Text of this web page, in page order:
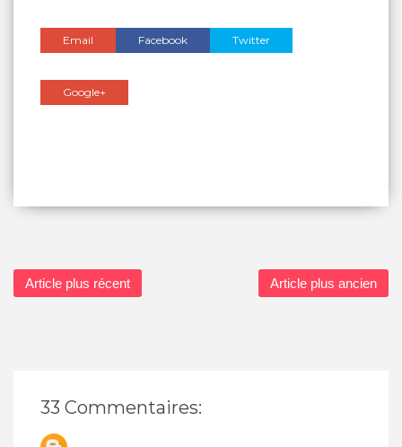
Email Facebook Twitter
Google+
Article plus récent Article plus ancien
33 Commentaires: